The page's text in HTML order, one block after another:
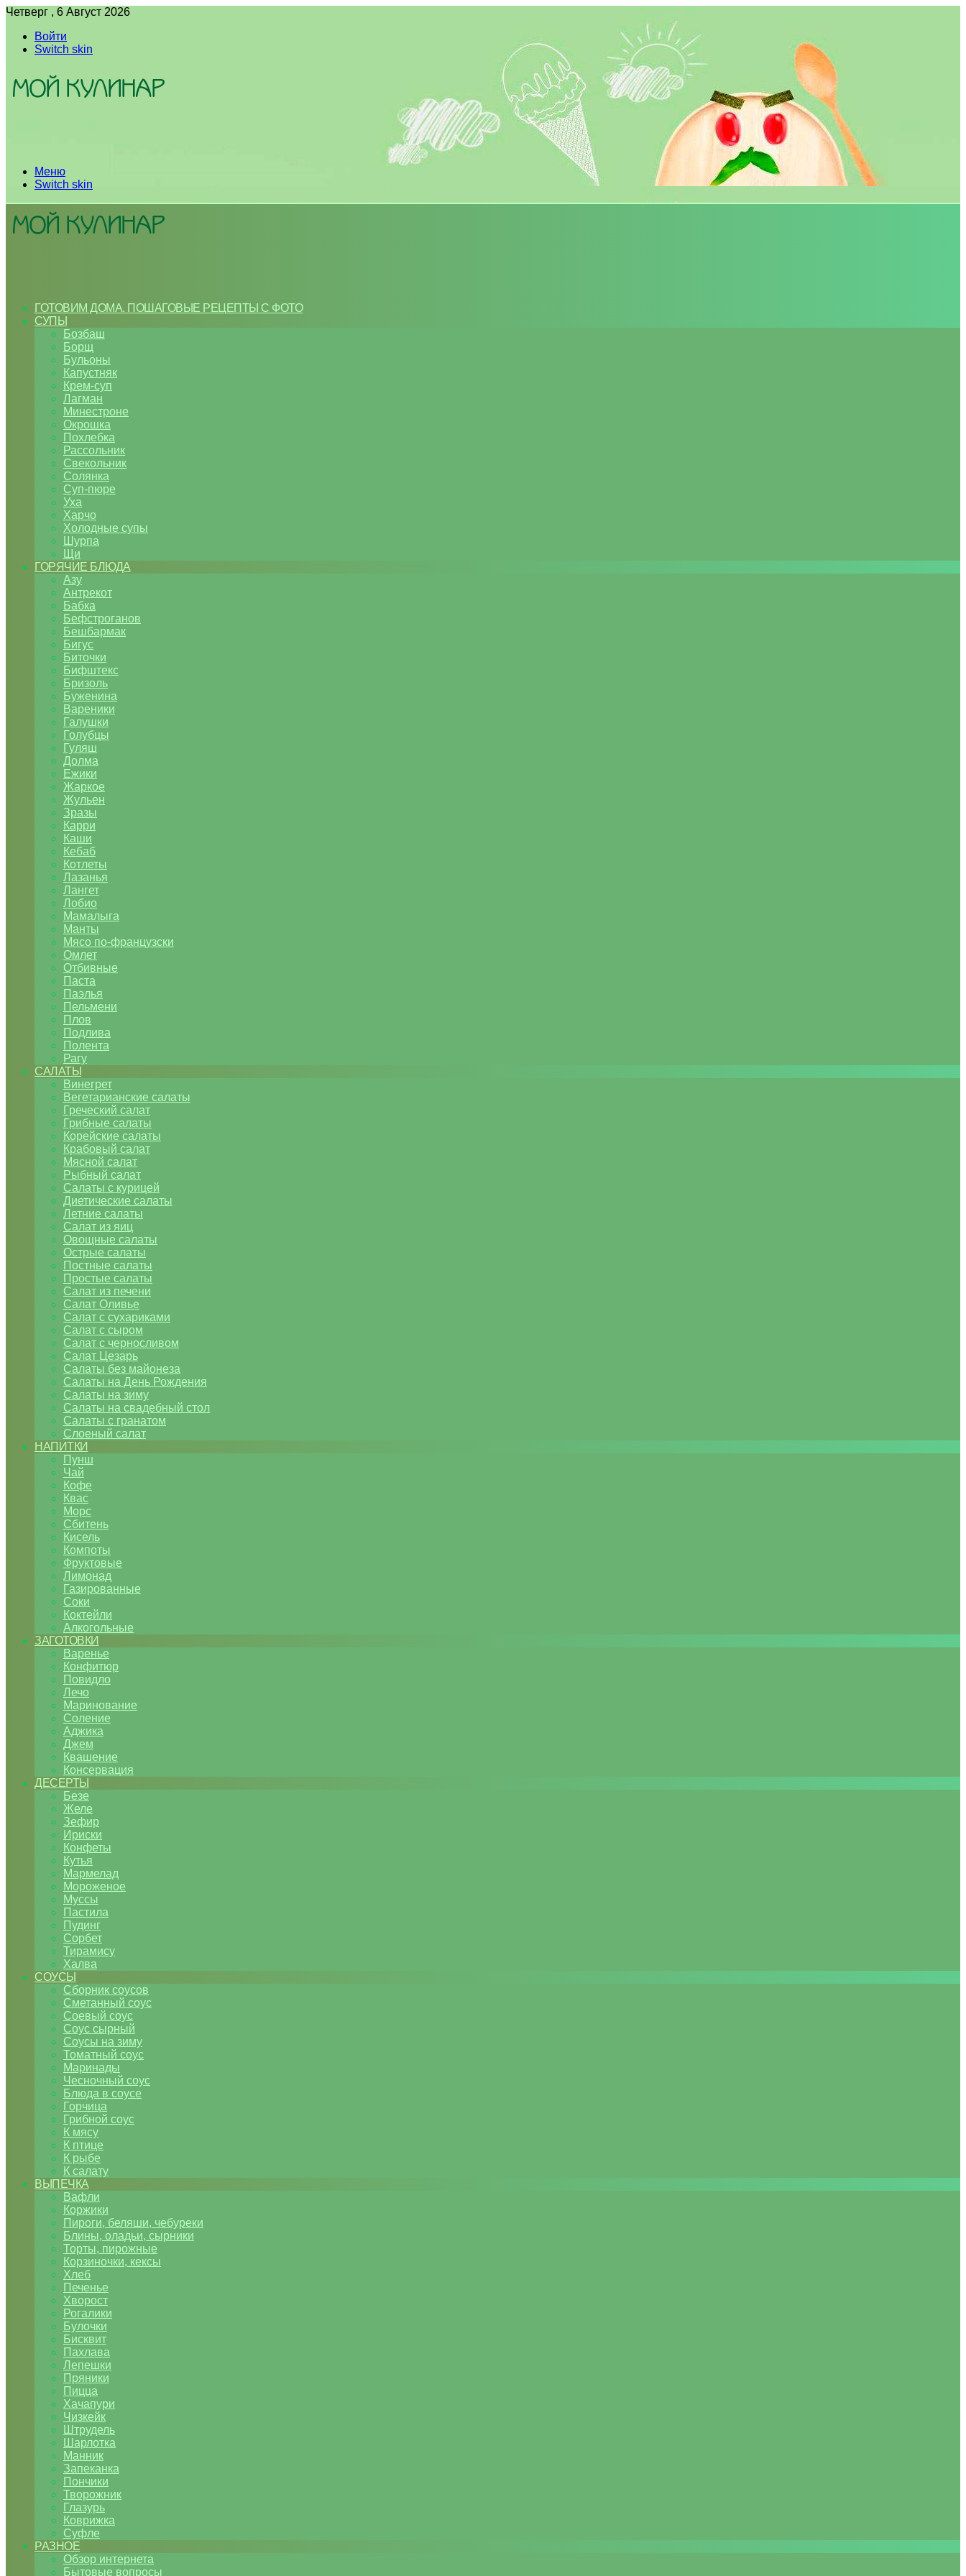
Четверг , 6 Август 2026
Войти
Switch skin
Меню
Switch skin
ГОТОВИМ ДОМА. ПОШАГОВЫЕ РЕЦЕПТЫ С ФОТО
СУПЫ
Бозбаш
Борщ
Бульоны
Капустняк
Крем-суп
Лагман
Минестроне
Окрошка
Похлебка
Рассольник
Свекольник
Солянка
Суп-пюре
Уха
Харчо
Холодные супы
Шурпа
Щи
ГОРЯЧИЕ БЛЮДА
Азу
Антрекот
Бабка
Бефстроганов
Бешбармак
Бигус
Биточки
Бифштекс
Бризоль
Буженина
Вареники
Галушки
Голубцы
Гуляш
Долма
Ежики
Жаркое
Жульен
Зразы
Карри
Каши
Кебаб
Котлеты
Лазанья
Лангет
Лобио
Мамалыга
Манты
Мясо по-французски
Омлет
Отбивные
Паста
Паэлья
Пельмени
Плов
Подлива
Полента
Рагу
САЛАТЫ
Винегрет
Вегетарианские салаты
Греческий салат
Грибные салаты
Корейские салаты
Крабовый салат
Мясной салат
Рыбный салат
Салаты с курицей
Диетические салаты
Летние салаты
Салат из яиц
Овощные салаты
Острые салаты
Постные салаты
Простые салаты
Салат из печени
Салат Оливье
Салат с сухариками
Салат с сыром
Салат с черносливом
Салат Цезарь
Салаты без майонеза
Салаты на День Рождения
Салаты на зиму
Салаты на свадебный стол
Салаты с гранатом
Слоеный салат
НАПИТКИ
Пунш
Чай
Кофе
Квас
Морс
Сбитень
Кисель
Компоты
Фруктовые
Лимонад
Газированные
Соки
Коктейли
Алкогольные
ЗАГОТОВКИ
Варенье
Конфитюр
Повидло
Лечо
Маринование
Соление
Аджика
Джем
Квашение
Консервация
ДЕСЕРТЫ
Безе
Желе
Зефир
Ириски
Конфеты
Кутья
Мармелад
Мороженое
Муссы
Пастила
Пудинг
Сорбет
Тирамису
Халва
СОУСЫ
Сборник соусов
Сметанный соус
Соевый соус
Соус сырный
Соусы на зиму
Томатный соус
Маринады
Чесночный соус
Блюда в соусе
Горчица
Грибной соус
К мясу
К птице
К рыбе
К салату
ВЫПЕЧКА
Вафли
Коржики
Пироги, беляши, чебуреки
Блины, оладьи, сырники
Торты, пирожные
Корзиночки, кексы
Хлеб
Печенье
Хворост
Рогалики
Булочки
Бисквит
Пахлава
Лепешки
Пряники
Пицца
Хачапури
Чизкейк
Штрудель
Шарлотка
Манник
Запеканка
Пончики
Творожник
Глазурь
Коврижка
Суфле
РАЗНОЕ
Обзор интернета
Бытовые вопросы